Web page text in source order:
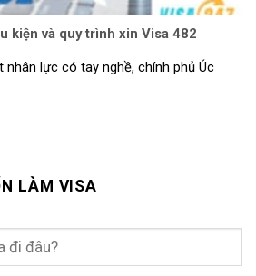
kiện và quy trình xin Visa 482
nhân lực có tay nghề, chính phủ Úc
LÀM VISA